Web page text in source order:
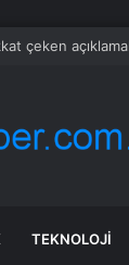
rekor: 24 saatten
TEKNOLOJI